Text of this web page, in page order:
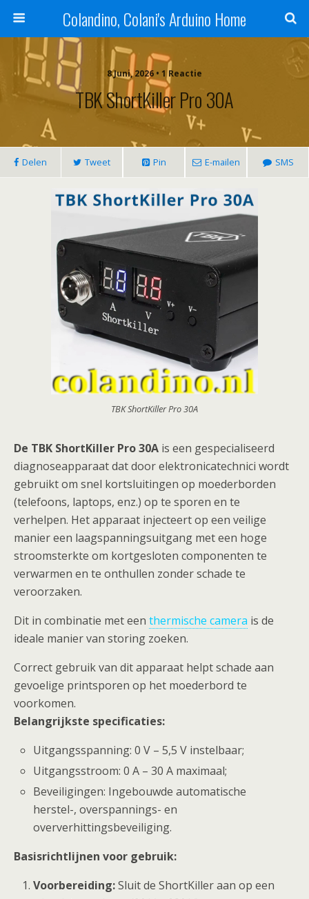
Colandino, Colani's Arduino Home
8 Juni, 2026 • 1 Reactie
TBK ShortKiller Pro 30A
Delen Tweet Pin E-mailen SMS
TBK ShortKiller Pro 30A
De TBK ShortKiller Pro 30A is een gespecialiseerd
diagnoseapparaat dat door elektronicatechnici wordt
gebruikt om snel kortsluitingen op moederborden
(telefoons, laptops, enz.) op te sporen en te
verhelpen. Het apparaat injecteert op een veilige
manier een laagspanningsuitgang met een hoge
stroomsterkte om kortgesloten componenten te
verwarmen en te onthullen zonder schade te
veroorzaken.
Dit in combinatie met een thermische camera is de
ideale manier van storing zoeken.
Correct gebruik van dit apparaat helpt schade aan
gevoelige printsporen op het moederbord te
voorkomen.
Belangrijkste specificaties:
Uitgangsspanning: 0 V – 5,5 V instelbaar;
Uitgangsstroom: 0 A – 30 A maximaal;
Beveiligingen: Ingebouwde automatische
herstel-, overspannings- en
oververhittingsbeveiliging.
Basisrichtlijnen voor gebruik:
Voorbereiding:Sluit de ShortKiller aan op een